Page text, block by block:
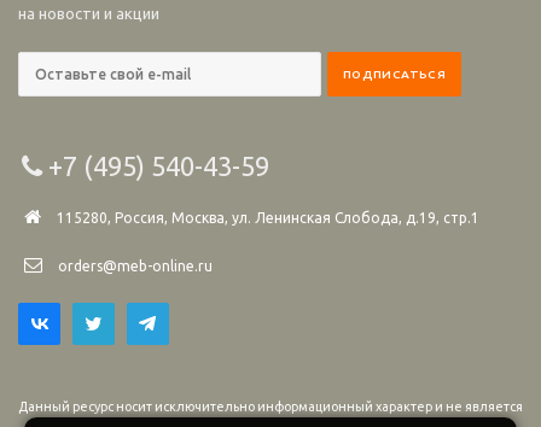
на новости и акции
+7 (495) 540-43-59
115280, Россия, Москва, ул. Ленинская Слобода, д.19, стр.1
orders@meb-online.ru
Данный ресурс носит исключительно информационный характер и не является